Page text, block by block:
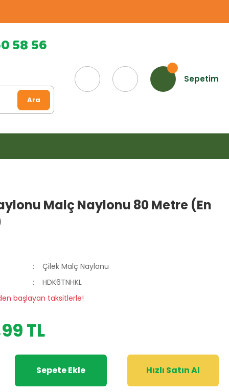
58 56
Ara
Sepetim
Malç Naylonu 80 Metre (En
Çilek Malç Naylonu
HDK6TNHKL
başlayan taksitlerle!
TL
Sepete Ekle Hızlı Satın Al